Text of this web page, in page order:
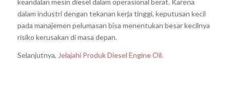
keandalan mesin diesel dalam operasional berat. Karena
dalam industri dengan tekanan kerja tinggi, keputusan kecil
pada manajemen pelumasan bisa menentukan besar kecilnya
risiko kerusakan di masa depan.
Selanjutnya, Jelajahi Produk Diesel Engine Oil.